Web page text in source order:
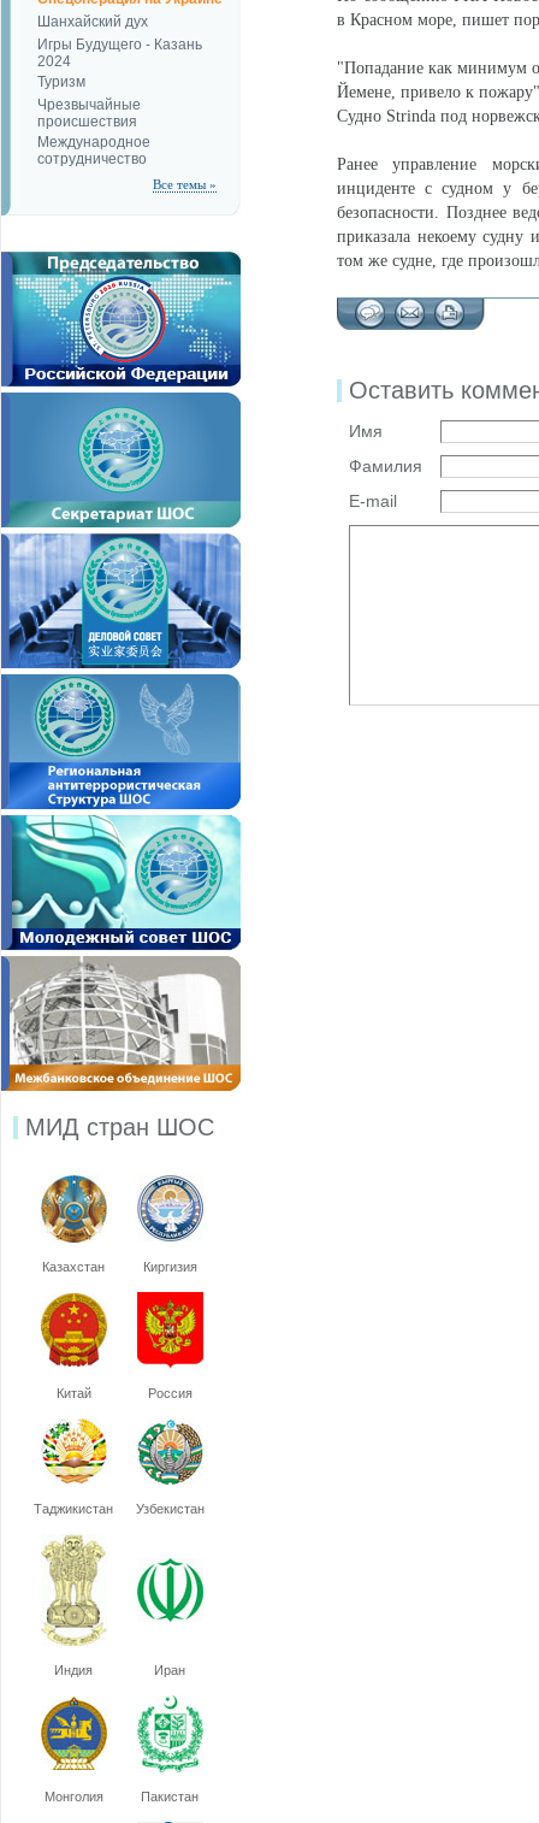
Шанхайский дух
Игры Будущего - Казань
2024
Туризм
Чрезвычайные
происшествия
Международное
сотрудничество
Все темы »
МИД стран ШОС
Казахстан Киргизия
Китай Россия
Таджикистан Узбекистан
Индия Иран
Монголия Пакистан
в Красном море, пишет
"Попадание как минимум
Йемене, привело к
Судно Strinda под
Ранее управление
инциденте с судном у
безопасности. Позднее
приказала некоему
том же судне, где
Оставить
Имя
Фамилия
E-mail